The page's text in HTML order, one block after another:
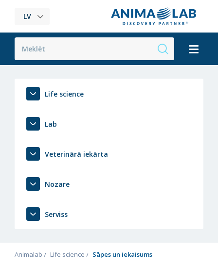
LV
Life science
Lab
Veterinārā iekārta
Nozare
Serviss
Animalab Life science Sāpes un iekaisums